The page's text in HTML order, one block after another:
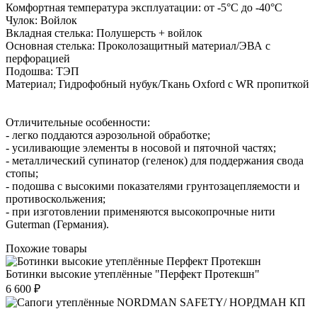
Комфортная температура эксплуатации: от -5°С до -40°С
Чулок: Войлок
Вкладная стелька: Полушерсть + войлок
Основная стелька: Проколозащитный материал/ЭВА с
перфорацией
Подошва: ТЭП
Материал; Гидрофобный нубук/Ткань Oxford с WR пропиткой
Отличительные особенности:
- легко поддаются аэрозольной обработке;
- усиливающие элементы в носовой и пяточной частях;
- металлический супинатор (геленок) для поддержания свода
стопы;
- подошва с высокими показателями грунтозацепляемости и
противоскольжения;
- при изготовлении применяются высокопрочные нити
Guterman (Германия).
Похожие товары
Ботинки высокие утеплённые "Перфект Протекшн"
6 600 ₽